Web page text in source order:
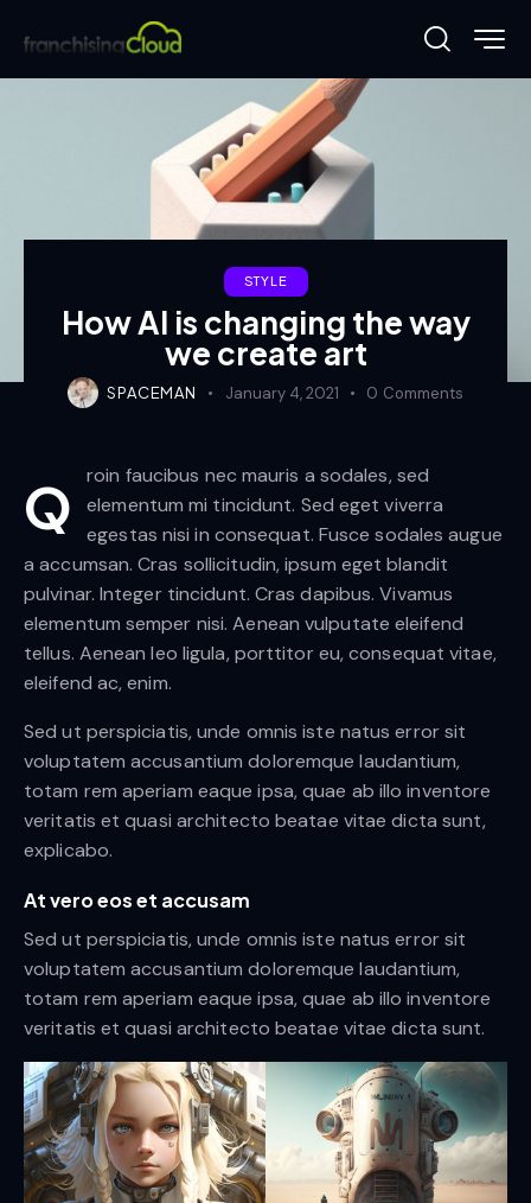
STYLE
How AI is changing the way
we create art
SPACEMAN January 4, 2021 0 Comments
Q
roin faucibus nec mauris a sodales, sed
elementum mi tincidunt. Sed eget viverra
egestas nisi in consequat. Fusce sodales augue
a accumsan. Cras sollicitudin, ipsum eget blandit
pulvinar. Integer tincidunt. Cras dapibus. Vivamus
elementum semper nisi. Aenean vulputate eleifend
tellus. Aenean leo ligula, porttitor eu, consequat vitae,
eleifend ac, enim.
Sed ut perspiciatis, unde omnis iste natus error sit
voluptatem accusantium doloremque laudantium,
totam rem aperiam eaque ipsa, quae ab illo inventore
veritatis et quasi architecto beatae vitae dicta sunt,
explicabo.
At vero eos et accusam
Sed ut perspiciatis, unde omnis iste natus error sit
voluptatem accusantium doloremque laudantium,
totam rem aperiam eaque ipsa, quae ab illo inventore
veritatis et quasi architecto beatae vitae dicta sunt.